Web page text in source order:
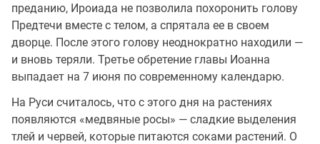
преданию, Ироиада не позволила похоронить голову
Предтечи вместе с телом, а спрятала ее в своем
дворце. После этого голову неоднократно находили —
и вновь теряли. Третье обретение главы Иоанна
выпадает на 7 июня по современному календарю.
На Руси считалось, что с этого дня на растениях
появляются «медвяные росы» — сладкие выделения
тлей и червей, которые питаются соками растений. О